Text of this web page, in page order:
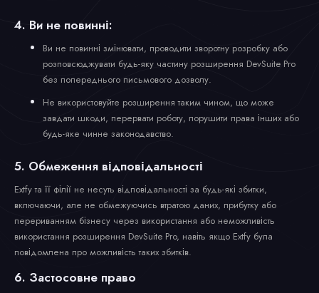
4. Ви не повинні:
Ви не повинні змінювати, проводити зворотну розробку або
розповсюджувати будь-яку частину розширення DevSuite Pro
без попереднього письмового дозволу.
Не використовуйте розширення таким чином, що може
завдати шкоди, перервати роботу, порушити права інших або
будь-яке чинне законодавство.
5. Обмеження відповідальності
Extfy та її філії не несуть відповідальності за будь-які збитки,
включаючи, але не обмежуючись втратою даних, прибутку або
перериванням бізнесу через використання або неможливість
використання розширення DevSuite Pro, навіть якщо Extfy була
повідомлена про можливість таких збитків.
6. Застосовне право